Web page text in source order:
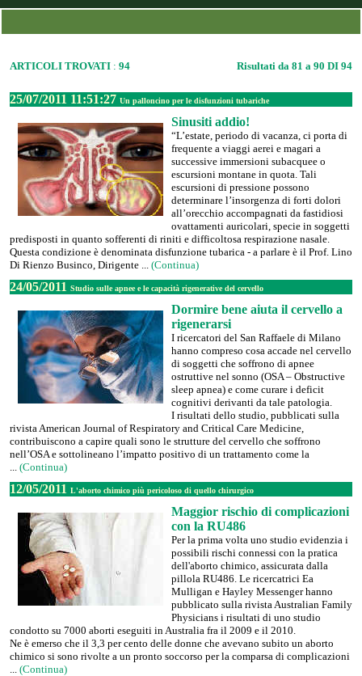
ARTICOLI TROVATI : 94 Risultati da 81 a 90 DI 94
25/07/2011 11:51:27 Un palloncino per le disfunzioni tubariche
Sinusiti addio!
“L’estate, periodo di vacanza, ci porta di
frequente a viaggi aerei e magari a
successive immersioni subacquee o
escursioni montane in quota. Tali
escursioni di pressione possono
determinare l’insorgenza di forti dolori
all’orecchio accompagnati da fastidiosi
ovattamenti auricolari, specie in soggetti
predisposti in quanto sofferenti di riniti e difficoltosa respirazione nasale.
Questa condizione è denominata disfunzione tubarica - a parlare è il Prof. Lino
Di Rienzo Businco, Dirigente ... (Continua)
24/05/2011 Studio sulle apnee e le capacità rigenerative del cervello
Dormire bene aiuta il cervello a
rigenerarsi
I ricercatori del San Raffaele di Milano
hanno compreso cosa accade nel cervello
di soggetti che soffrono di apnee
ostruttive nel sonno (OSA – Obstructive
sleep apnea) e come curare i deficit
cognitivi derivanti da tale patologia.
I risultati dello studio, pubblicati sulla
rivista American Journal of Respiratory and Critical Care Medicine,
contribuiscono a capire quali sono le strutture del cervello che soffrono
nell’OSA e sottolineano l’impatto positivo di un trattamento come la
... (Continua)
12/05/2011 L'aborto chimico più pericoloso di quello chirurgico
Maggior rischio di complicazioni
con la RU486
Per la prima volta uno studio evidenzia i
possibili rischi connessi con la pratica
dell'aborto chimico, assicurata dalla
pillola RU486. Le ricercatrici Ea
Mulligan e Hayley Messenger hanno
pubblicato sulla rivista Australian Family
Physicians i risultati di uno studio
condotto su 7000 aborti eseguiti in Australia fra il 2009 e il 2010.
Ne è emerso che il 3,3 per cento delle donne che avevano subito un aborto
chimico si sono rivolte a un pronto soccorso per la comparsa di complicazioni
... (Continua)